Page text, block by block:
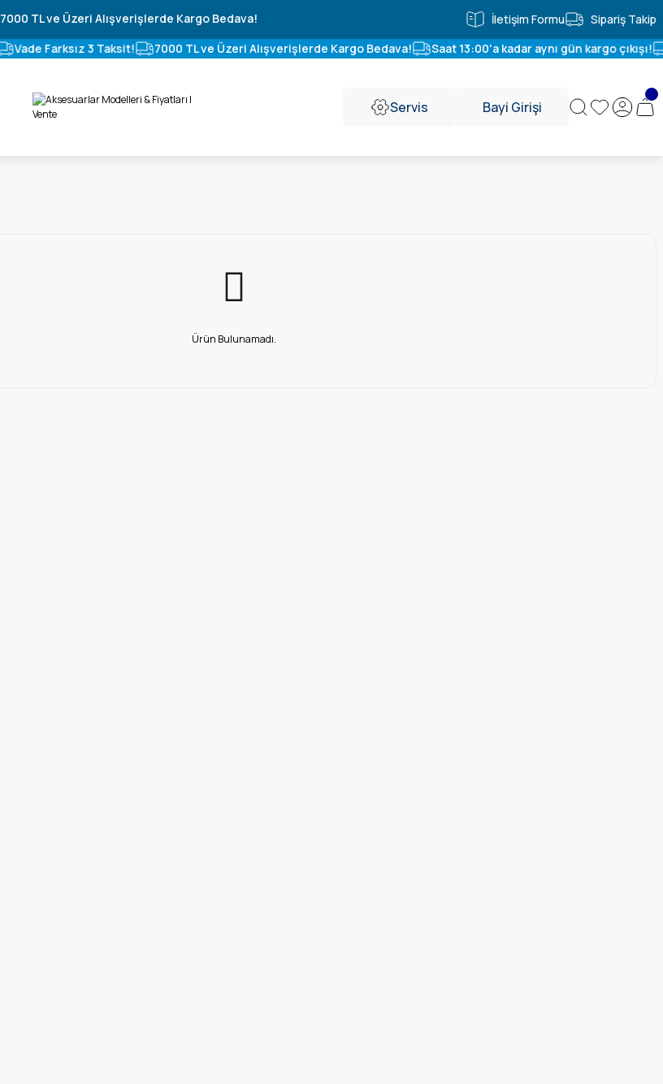
7000 TL ve Üzeri Alışverişlerde Kargo Bedava! İletişim Formu
Sipariş Takip
Vade Farksız 3 Taksit! 7000 TL ve Üzeri Alışverişlerde Kargo Bedava! Saat 13:00'a kadar aynı gün kargo çıkışı!
Servis Bayi Girişi
Ürün Bulunamadı.